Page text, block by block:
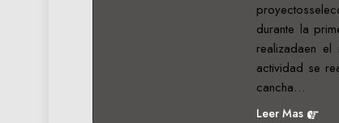
durante la
realizadaen
actividad se
cancha…
Leer Mas